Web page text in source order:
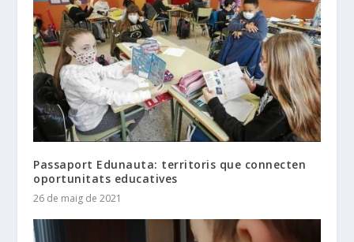
Passaport Edunauta: territoris que connecten
oportunitats educatives
26 de maig de 2021